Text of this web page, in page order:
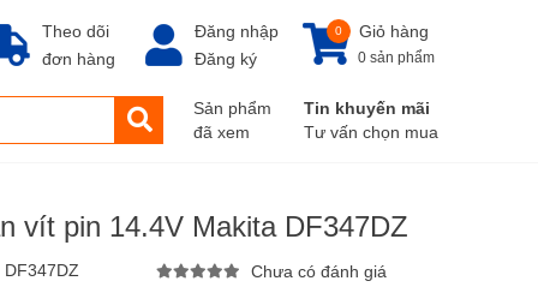
Theo dõi
đơn hàng
Đăng nhập
Đăng ký
Giỏ hàng
0
0 sản phẩm
Sản phẩm
đã xem
Tin khuyến mãi
Tư vấn chọn mua
vít pin 14.4V Makita DF347DZ
DF347DZ Chưa có đánh giá